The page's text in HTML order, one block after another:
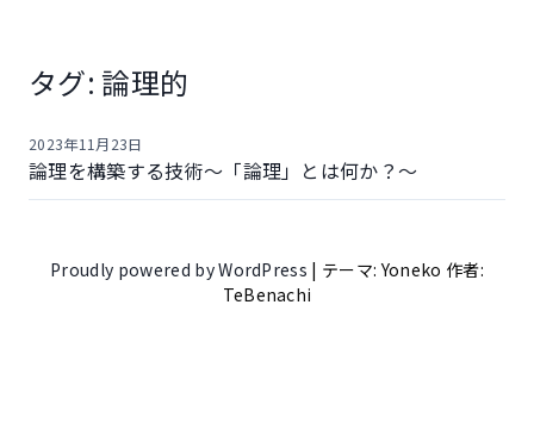
タグ: 論理的
論理を構築する技術～「論理」とは何か？～
2023年11月23日
Proudly powered by WordPress | テーマ: Yoneko 作者:
TeBenachi